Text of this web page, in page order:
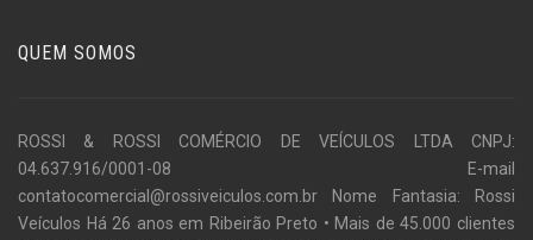
QUEM SOMOS
ROSSI & ROSSI COMÉRCIO DE VEÍCULOS LTDA CNPJ:
04.637.916/0001-08 E-mail
contatocomercial@rossiveiculos.com.br Nome Fantasia: Rossi
Veículos Há 26 anos em Ribeirão Preto • Mais de 45.000 clientes